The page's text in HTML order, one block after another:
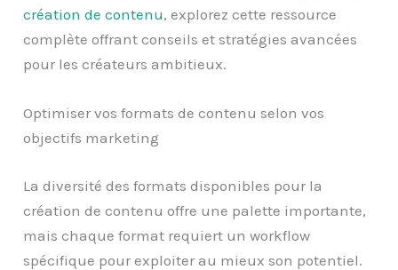
création de contenu, explorez cette ressource
complète offrant conseils et stratégies avancées
pour les créateurs ambitieux.
Optimiser vos formats de contenu selon vos
objectifs marketing
La diversité des formats disponibles pour la
création de contenu offre une palette importante,
mais chaque format requiert un workflow
spécifique pour exploiter au mieux son potentiel.